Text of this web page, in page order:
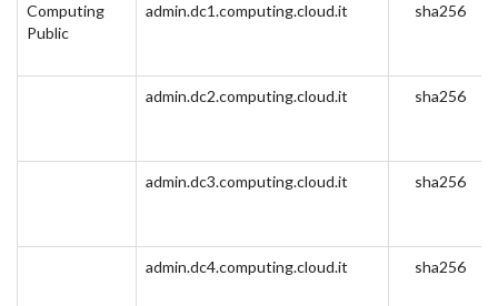
Computing
Public
admin.dc1.computing.cloud.it sha256
admin.dc2.computing.cloud.it sha256
admin.dc3.computing.cloud.it sha256
admin.dc4.computing.cloud.it sha256